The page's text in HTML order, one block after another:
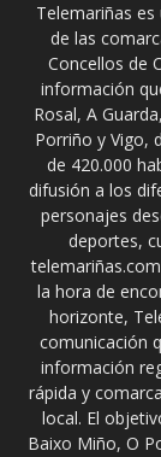
Telemariñas
de las
Concellos de
información
Rosal, A
Porriño y Vigo,
de 420.000
difusión a los
personajes
deportes,
la hora de
horizonte,
comunicación
información
rápida y
local. El
Baixo Miño, O